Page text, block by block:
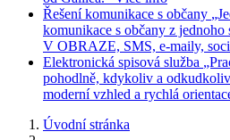
Řešení komunikace s občany
komunikace s občany z
V OBRAZE, SMS, e-maily,
Elektronická spisová služba
pohodlně, kdykoliv a
moderní vzhled a rychlá
Úvodní stránka